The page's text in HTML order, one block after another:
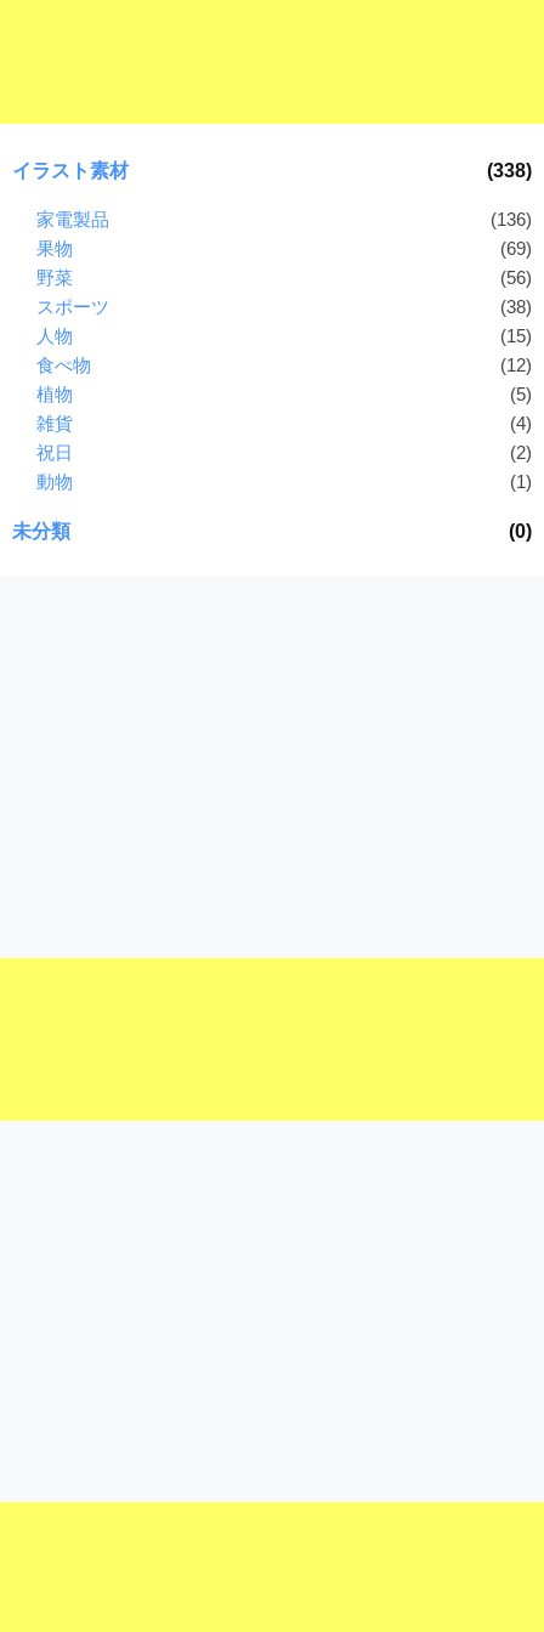
イラスト素材 (338)
家電製品
(136)
果物
(69)
野菜
(56)
スポーツ
(38)
人物
(15)
食べ物
(12)
植物
(5)
雑貨
(4)
祝日
(2)
動物
(1)
未分類 (0)